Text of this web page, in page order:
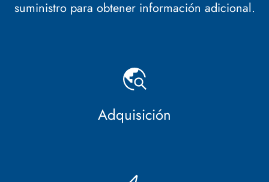
suministropara obtener información adicional.
Adquisición